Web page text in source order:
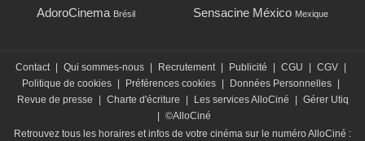
AdoroCinema Brésil Sensacine México Mexique
Contact | Qui sommes-nous | Recrutement | Publicité | CGU | CGV |
Politique de cookies | Préférences cookies | Données Personnelles |
Revue de presse
| Charte d'écriture | Les services AlloCiné | Gérer Utiq
| ©AlloCiné
Retrouvez tous les horaires et infos de votre cinéma sur le numéro AlloCiné :